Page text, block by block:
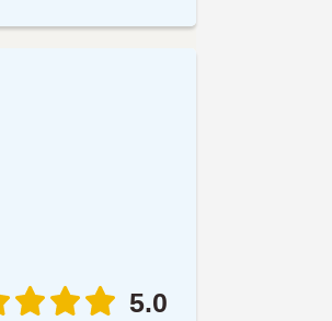
5.0